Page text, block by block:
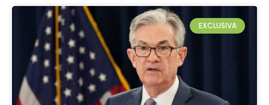
EXCLUSIVA